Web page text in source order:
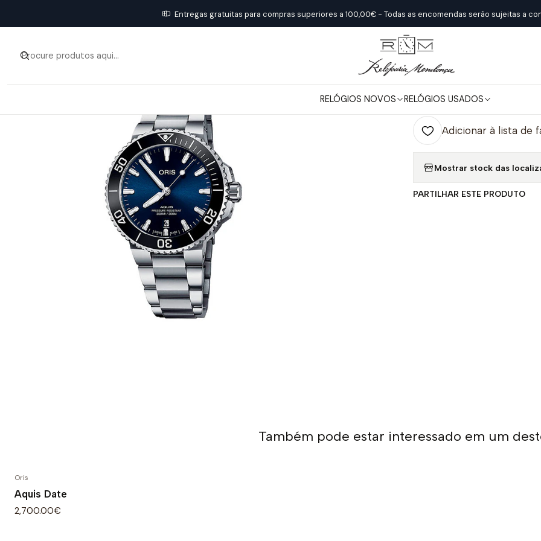
RELÓGIOS NOVOS RELÓGIOS USADOS
Entregas gratuitas para compras superiores a 100,00€ - Todas as encomendas serão sujeitas a
Início Relógios Novos Oris Aquis Date
|
Aquis Date
Quantidade
Adicionar à lista de
Mostrar stock das
PARTILHAR ESTE PRODUTO
Também pode estar interessado em um
Oris
Aquis Date
2,700.00€